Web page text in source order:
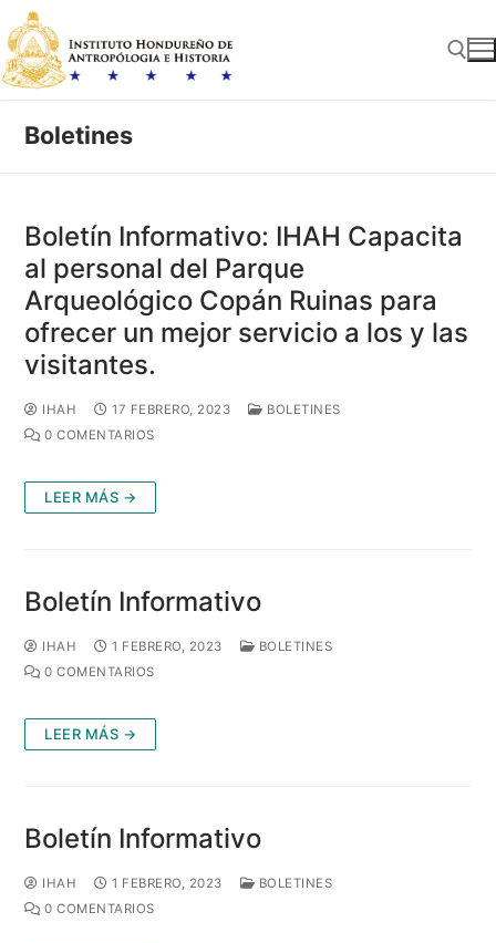
al
contenido
Boletines
Boletín Informativo: IHAH Capacita
al personal del Parque
Arqueológico Copán Ruinas para
ofrecer un mejor servicio a los y las
visitantes.
IHAH 17 FEBRERO, 2023
BOLETINES
0 COMENTARIOS
LEER MÁS →
Boletín Informativo
IHAH 1 FEBRERO, 2023
BOLETINES
0 COMENTARIOS
LEER MÁS →
Boletín Informativo
IHAH 1 FEBRERO, 2023
BOLETINES
0 COMENTARIOS